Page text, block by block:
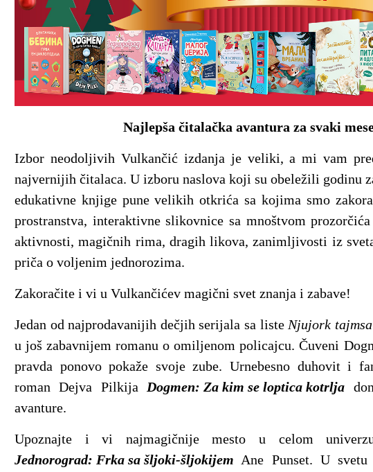
Najlepša čitalačka avantura za svaki
Izbor neodoljivih Vulkančić izdanja je veliki, a mi vam
najvernijih čitalaca. U izboru naslova koji su obeležili godinu
edukativne knjige pune velikih otkrića sa kojima smo
prostranstva, interaktivne slikovnice sa mnoštvom
aktivnosti, magičnih rima, dragih likova, zanimljivosti iz
priča o voljenim jednorozima.
Zakoračite i vi u Vulkančićev magični svet znanja i zabave!
Jedan od najprodavanijih dečjih serijala sa listeNjujork tajmsa
u još zabavnijem romanu o omiljenom policajcu. Čuveni
pravda ponovo pokaže svoje zube. Urnebesno duhovit i
roman Dejva PilkijaDogmen: Za kim se loptica kotrlja
avanture.
Upoznajte i vi najmagičnije mesto u celom
Jednorograd: Frka sa šljoki-šljokijem Ane Punset. U